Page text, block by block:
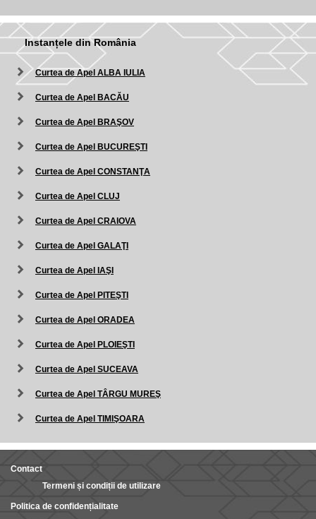
Instanțele din România
Curtea de Apel ALBA IULIA
Curtea de Apel BACĂU
Curtea de Apel BRAŞOV
Curtea de Apel BUCUREŞTI
Curtea de Apel CONSTANŢA
Curtea de Apel CLUJ
Curtea de Apel CRAIOVA
Curtea de Apel GALAŢI
Curtea de Apel IAŞI
Curtea de Apel PITEŞTI
Curtea de Apel ORADEA
Curtea de Apel PLOIEŞTI
Curtea de Apel SUCEAVA
Curtea de Apel TÂRGU MUREŞ
Curtea de Apel TIMIŞOARA
Contact
Termeni și condiții de utilizare
Politica de confidențialitate